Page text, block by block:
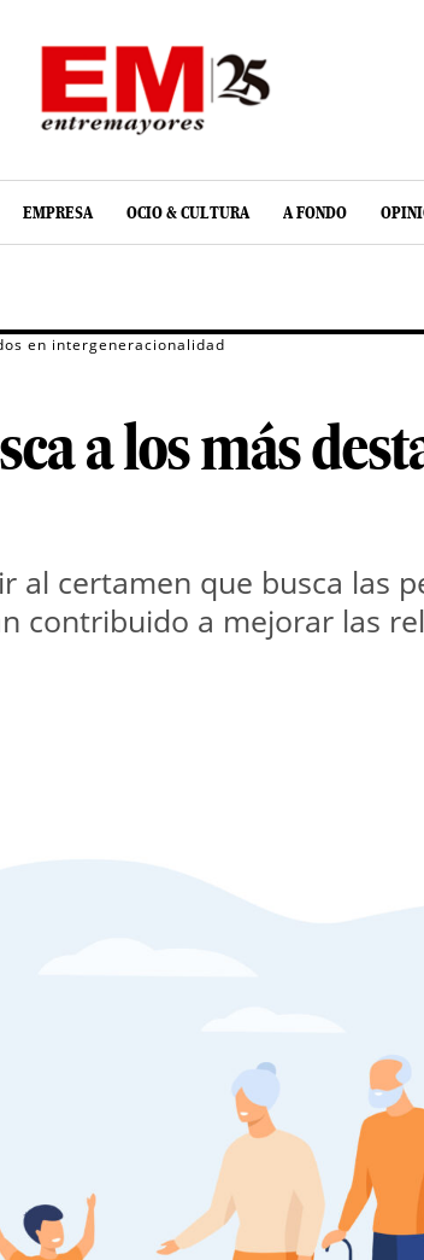
EMPRESA OCIO & CULTURA A FONDO
en intergeneracionalidad
a los más
al certamen que busca las
contribuido a mejorar las